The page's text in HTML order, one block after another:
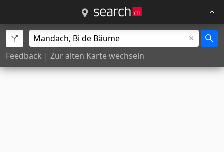
Feedback | Zur alten Karte wechseln